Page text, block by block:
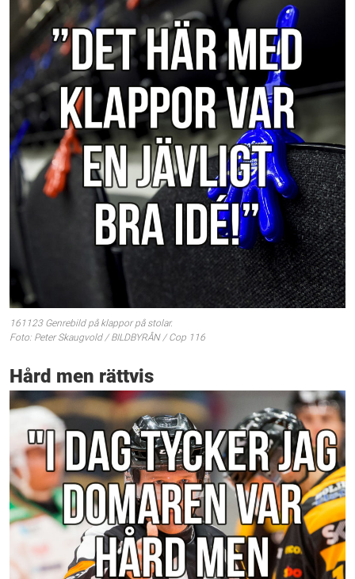
161123 Genrebild på klappor på stolar.
Foto: Peter Skaugvold / BILDBYRÅN / Cop 116
Hård men rättvis